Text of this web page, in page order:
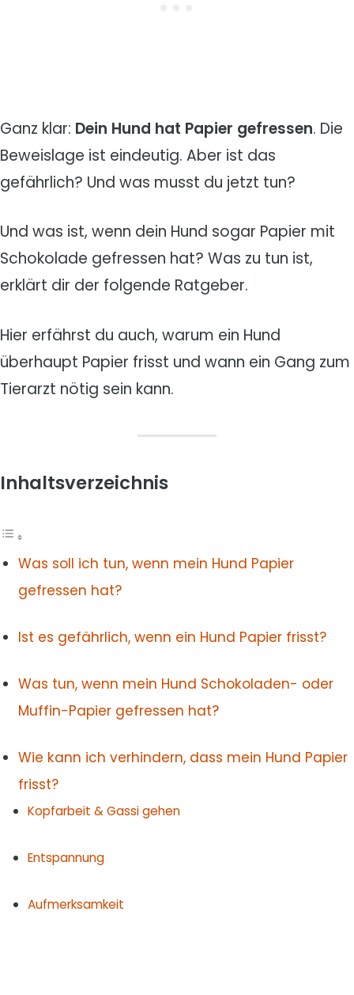
Ganz klar: Dein Hund hat Papier gefressen. Die
Beweislage ist eindeutig. Aber ist das
gefährlich? Und was musst du jetzt tun?
Und was ist, wenn dein Hund sogar Papier mit
Schokolade gefressen hat? Was zu tun ist,
erklärt dir der folgende Ratgeber.
Hier erfährst du auch, warum ein Hund
überhaupt Papier frisst und wann ein Gang zum
Tierarzt nötig sein kann.
Inhaltsverzeichnis
Was soll ich tun, wenn mein Hund Papier
gefressen hat?
Ist es gefährlich, wenn ein Hund Papier frisst?
Was tun, wenn mein Hund Schokoladen- oder
Muffin-Papier gefressen hat?
Wie kann ich verhindern, dass mein Hund Papier
frisst?
Kopfarbeit & Gassi gehen
Entspannung
Aufmerksamkeit